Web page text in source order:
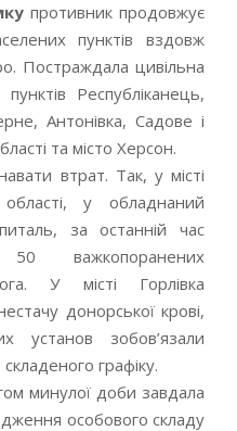
противник продовжує
пунктів вздовж
Постраждала цивільна
Республіканець,
Антонівка, Садове і
та місто Херсон.
втрат. Так, у місті
області, у обладнаний
за останній час
важкопоранених
У місті Горлівка
донорської крові,
установ зобов’язали
графіку.
минулої доби завдала
особового складу